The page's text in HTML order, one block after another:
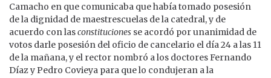
Camacho en que comunicaba que había tomado posesión
de la dignidad de maestrescuelas de la catedral, y de
acuerdo con lasconstituciones se acordó por unanimidad de
votos darle posesión del oficio de cancelario el día 24 a las 11
de la mañana, y el rector nombró a los doctores Fernando
Díaz y Pedro Covieya para que lo condujeran a la